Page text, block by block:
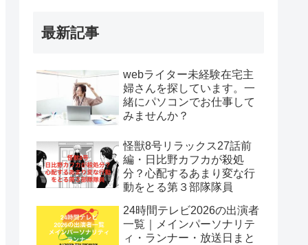
最新記事
webライター未経験在宅主
婦さんを探しています。一
緒にパソコンでお仕事して
みませんか？
怪獣8号リラックス27話前
編・日比野カフカが殺処
分？心配するあまり変な行
動をとる第３部隊隊員
24時間テレビ2026の出演者
一覧｜メインパーソナリテ
ィ・ランナー・放送日まと